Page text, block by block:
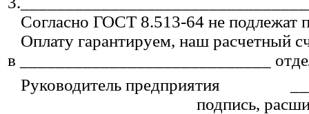
Согласно ГОСТ 8.513-64 не подлежат
Оплату гарантируем, наш расчетный
в ____________________________
Руководитель предприятия
подпись,